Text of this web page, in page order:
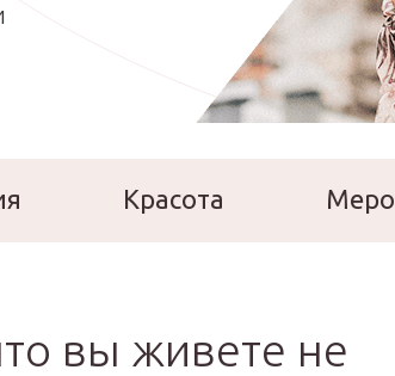
Красота
вы живете не